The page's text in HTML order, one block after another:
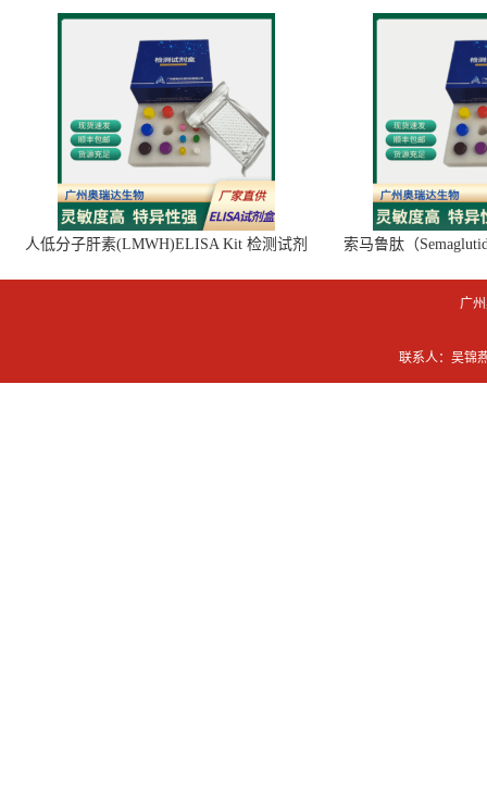
人低分子肝素(LMWH)ELISA Kit 检测试剂
索马鲁肽（
广
联系人：吴锦